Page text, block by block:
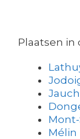
Plaatsen in
Mélin